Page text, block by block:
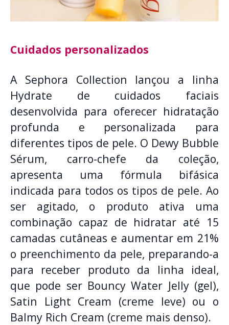
Cuidados personalizados
A Sephora Collection lançou a linha
Hydrate de cuidados faciais
desenvolvida para oferecer hidratação
profunda e personalizada para
diferentes tipos de pele. O Dewy Bubble
Sérum, carro-chefe da coleção,
apresenta uma fórmula bifásica
indicada para todos os tipos de pele. Ao
ser agitado, o produto ativa uma
combinação capaz de hidratar até 15
camadas cutâneas e aumentar em 21%
o preenchimento da pele, preparando-a
para receber produto da linha ideal,
que pode ser Bouncy Water Jelly (gel),
Satin Light Cream (creme leve) ou o
Balmy Rich Cream (creme mais denso).